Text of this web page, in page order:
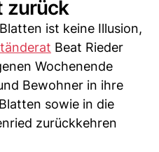
zurück
ist keine Illusion,
Beat Rieder
Wochenende
Bewohner in ihre
sowie in die
zurückkehren